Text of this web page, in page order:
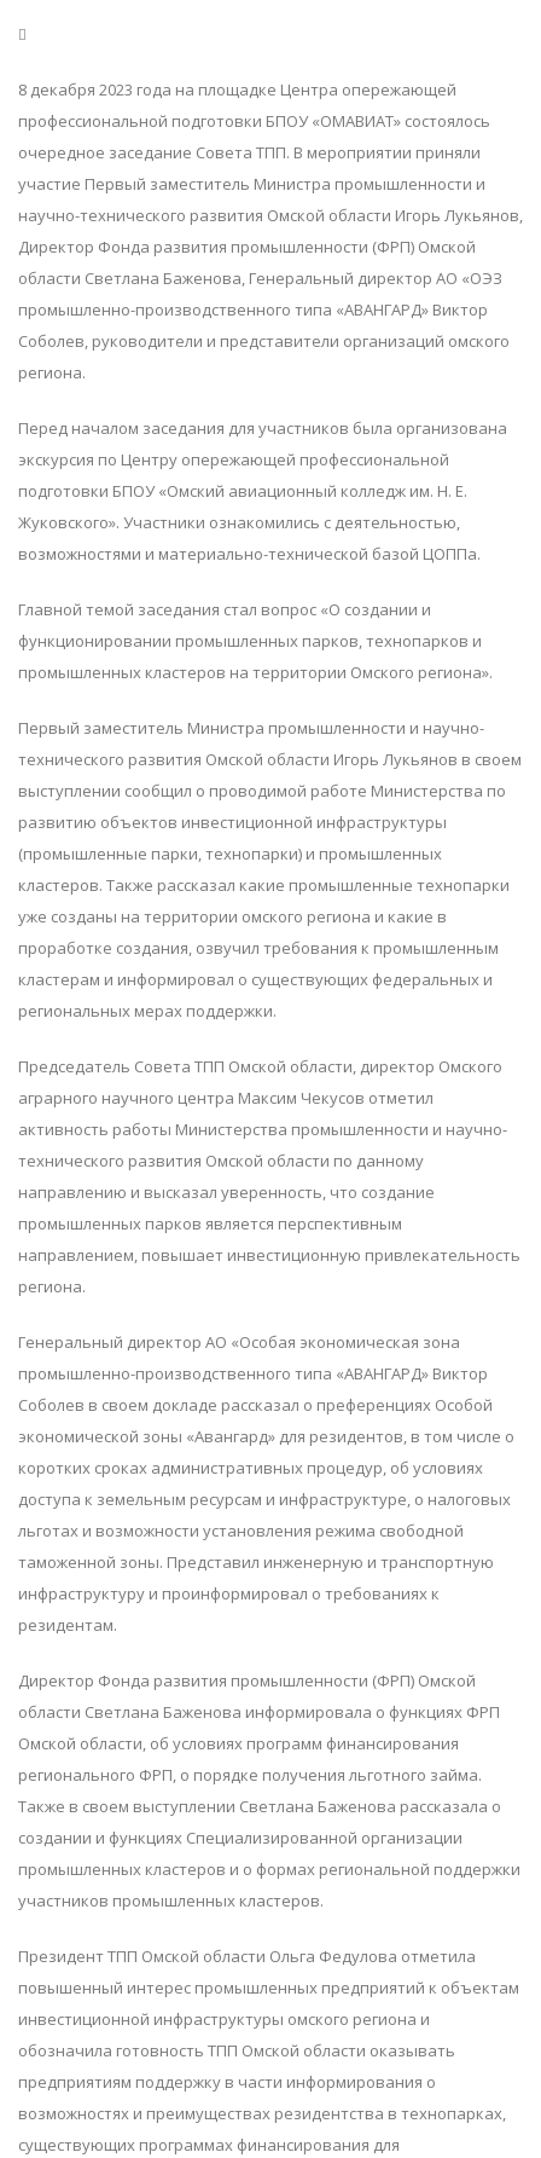
8 декабря 2023 года на площадке Центра опережающей
профессиональной подготовки БПОУ «ОМАВИАТ» состоялось
очередное заседание Совета ТПП. В мероприятии приняли
участие Первый заместитель Министра промышленности и
научно-технического развития Омской области Игорь Лукьянов,
Директор Фонда развития промышленности (ФРП) Омской
области Светлана Баженова, Генеральный директор АО «ОЭЗ
промышленно-производственного типа «АВАНГАРД» Виктор
Соболев, руководители и представители организаций омского
региона.
Перед началом заседания для участников была организована
экскурсия по Центру опережающей профессиональной
подготовки БПОУ «Омский авиационный колледж им. Н. Е.
Жуковского». Участники ознакомились с деятельностью,
возможностями и материально-технической базой ЦОППа.
Главной темой заседания стал вопрос «О создании и
функционировании промышленных парков, технопарков и
промышленных кластеров на территории Омского региона».
Первый заместитель Министра промышленности и научно-
технического развития Омской области Игорь Лукьянов в своем
выступлении сообщил о проводимой работе Министерства по
развитию объектов инвестиционной инфраструктуры
(промышленные парки, технопарки) и промышленных
кластеров. Также рассказал какие промышленные технопарки
уже созданы на территории омского региона и какие в
проработке создания, озвучил требования к промышленным
кластерам и информировал о существующих федеральных и
региональных мерах поддержки.
Председатель Совета ТПП Омской области, директор Омского
аграрного научного центра Максим Чекусов отметил
активность работы Министерства промышленности и научно-
технического развития Омской области по данному
направлению и высказал уверенность, что создание
промышленных парков является перспективным
направлением, повышает инвестиционную привлекательность
региона.
Генеральный директор АО «Особая экономическая зона
промышленно-производственного типа «АВАНГАРД» Виктор
Соболев в своем докладе рассказал о преференциях Особой
экономической зоны «Авангард» для резидентов, в том числе о
коротких сроках административных процедур, об условиях
доступа к земельным ресурсам и инфраструктуре, о налоговых
льготах и возможности установления режима свободной
таможенной зоны. Представил инженерную и транспортную
инфраструктуру и проинформировал о требованиях к
резидентам.
Директор Фонда развития промышленности (ФРП) Омской
области Светлана Баженова информировала о функциях ФРП
Омской области, об условиях программ финансирования
регионального ФРП, о порядке получения льготного займа.
Также в своем выступлении Светлана Баженова рассказала о
создании и функциях Специализированной организации
промышленных кластеров и о формах региональной поддержки
участников промышленных кластеров.
Президент ТПП Омской области Ольга Федулова отметила
повышенный интерес промышленных предприятий к объектам
инвестиционной инфраструктуры омского региона и
обозначила готовность ТПП Омской области оказывать
предприятиям поддержку в части информирования о
возможностях и преимуществах резидентства в технопарках,
существующих программах финансирования для